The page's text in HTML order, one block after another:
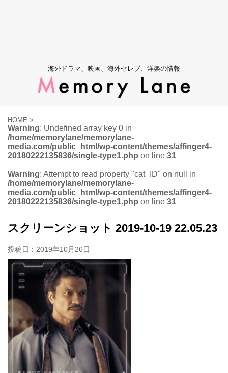
海外ドラマ、映画、海外セレブ、洋楽の情報
HOME >
Warning: Undefined array key 0 in
/home/memorylane/memorylane-
media.com/public_html/wp-content/themes/affinger4-
20180222135836/single-type1.php on line 31
Warning: Attempt to read property "cat_ID" on null in
/home/memorylane/memorylane-
media.com/public_html/wp-content/themes/affinger4-
20180222135836/single-type1.php on line 31
スクリーンショット 2019-10-19 22.05.23
投稿日： 2019年10月26日